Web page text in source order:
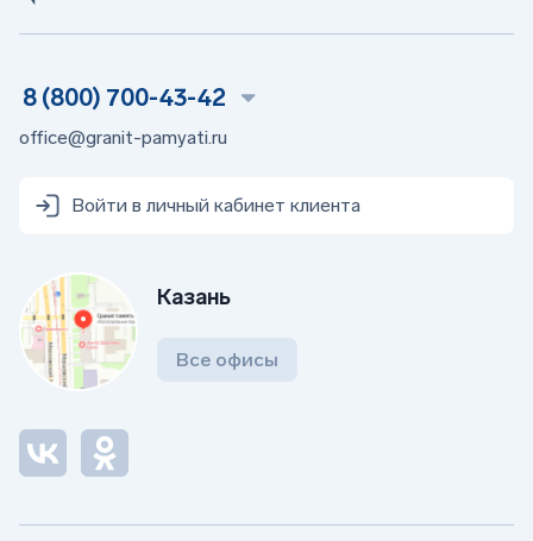
8 (800) 700-43-42
office@granit-pamyati.ru
Войти в личный кабинет клиента
Казань
Все офисы